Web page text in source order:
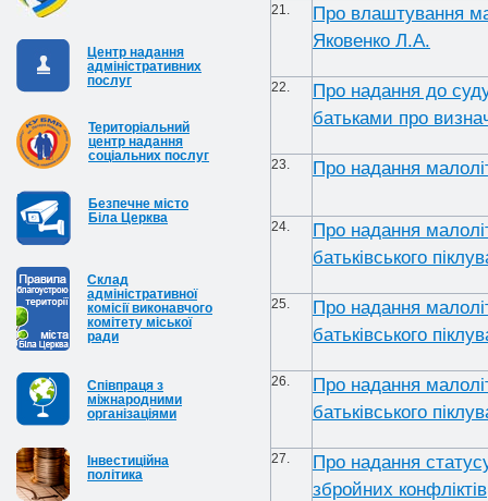
Центр надання
адміністративних
послуг
Територіальний
центр надання
соціальних послуг
Безпечне місто
Біла Церква
Cклад
адміністративної
комісії виконавчого
комітету міської
ради
Співпраця з
міжнародними
організаціями
Інвестиційна
політика
21.
Про влаштування
Яковенко Л.А.
22.
Про надання до
батьками про
23. Про надання
24.
Про надання
батьківського
25.
Про надання
батьківського
26.
Про надання
батьківського
27.
Про надання
збройних конфліктів